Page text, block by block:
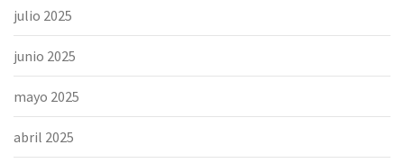
julio 2025
junio 2025
mayo 2025
abril 2025